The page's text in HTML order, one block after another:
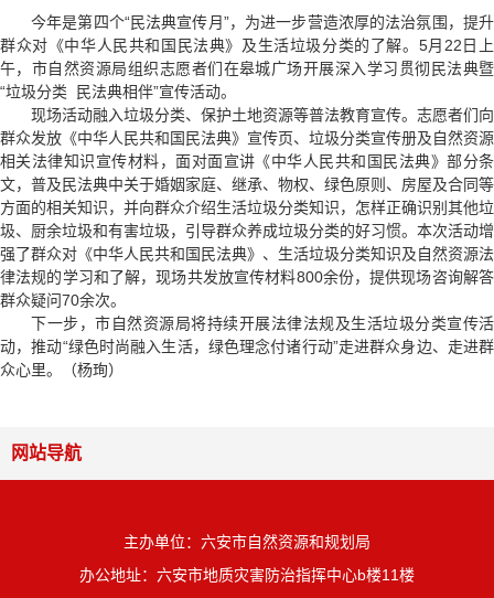
今年是第四个“民法典宣传月”，为进一步营造浓厚的法治氛围，提升
群众对 《中华人民共和国民法典》 及生活垃圾分类的了解。5月22日上
午，市自然资源局组织志愿者们在皋城广场开展深入学习贯彻民法典暨
“垃圾分类 民法典相伴”宣传活动。
现场活动融入垃圾分类、保护土地资源等普法教育宣传。志愿者们向
群众发放 《中华人民共和国民法典》 宣传页、垃圾分类宣传册及自然资源
相关法律知识宣传材料，面对面宣讲 《中华人民共和国民法典》部分条
文，普及民法典中关于婚姻家庭、继承、物权、绿色原则、房屋及合同等
方面的相关知识，并向群众介绍生活垃圾分类知识，怎样正确识别其他垃
圾、厨余垃圾和有害垃圾，引导群众养成垃圾分类的好习惯。本次活动增
强了群众对 《中华人民共和国民法典》 、生活垃圾分类知识及自然资源法
律法规的学习和了解，现场共发放宣传材料800余份，提供现场咨询解答
群众疑问70余次。
下一步，市自然资源局将持续开展法律法规及生活垃圾分类宣传活
动，推动“绿色时尚融入生活，绿色理念付诸行动”走进群众身边、走进群
众心里。（杨珣）
网站导航
主办单位：六安市自然资源和规划局
办公地址：六安市地质灾害防治指挥中心b楼11楼